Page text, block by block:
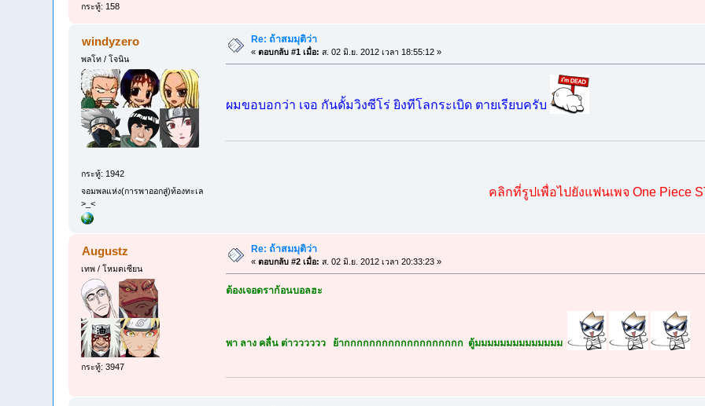
กระทู้: 158
windyzero
พลโท / โจนิน
กระทู้: 1942
จอมพลแห่ง(การพาออกสู่)ท้องทะเล
>_<
Re: ถ้าสมมุติว่า
«ตอบกลับ #1 เมื่อ: ส. 02 มิ.ย. 2012 เวลา 18:55:12 »
ผมขอบอกว่า เจอ กันดั้มวิงซีโร่ ยิงทีโลกระเบิด ตายเรียบครับ
คลิกที่รูปเพื่อไปยังแฟนเพจ One Piece
Augustz
เทพ / โหมดเซียน
กระทู้: 3947
Re: ถ้าสมมุติว่า
«ตอบกลับ #2 เมื่อ: ส. 02 มิ.ย. 2012 เวลา 20:33:23 »
ต้องเจอดราก้อนบอลฮะ
พา ลาง คลื่น ต่าวววววว ย้ากกกกกกกกกกกกกกกกกกก ตู้มมมมมมมมมมมมมม